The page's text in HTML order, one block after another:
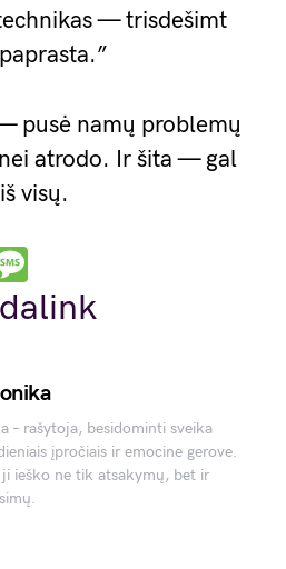
— trisdešimt
pusė namų problemų
atrodo. Ir šita — gal
visų.
– rašytoja, besidominti sveika
įpročiais ir emocine gerove.
ieško ne tik atsakymų, bet ir